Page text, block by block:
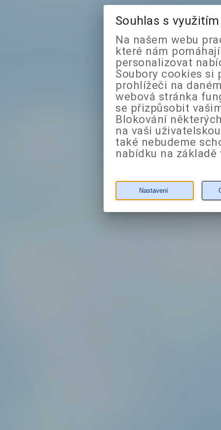
Souhlas s
Na našem webu
které nám
personalizovat
Soubory cookies si
prohlížeči na
webová stránka
se přizpůsobit
Blokování
na vaši
také nebudeme
nabídku na
Nastavení